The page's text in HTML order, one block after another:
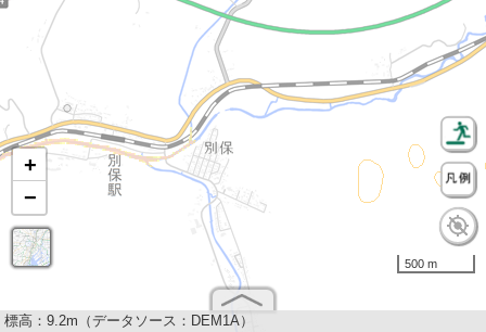
+
−
500 m
標高： 9.2m（データソース：DEM1A）